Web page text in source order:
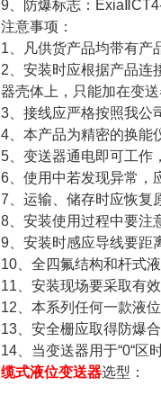
9、防爆标志：ExiaⅡCT4-
注意事项：
1、凡供货产品均带有产
2、安装时应根据产品连
器壳体上，只能加在变送
3、接线应严格按照我公
4、本产品为精密的换能
5、变送器通电即可工作
6、使用中若发现异常，
7、运输、储存时应恢复
8、安装使用过程中要注
9、安装时感应导线要距
10、全四氟结构和杆式
11、安装现场要采取有效
12、本系列任何一款液
13、安全栅应取得防爆
14、当变送器用于“0“区
缆式液位变送器选型：